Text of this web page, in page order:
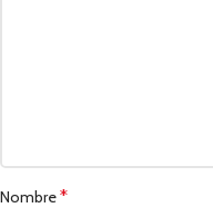
Nombre*